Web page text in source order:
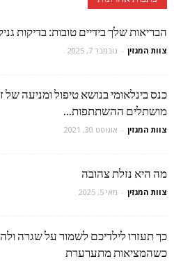
הבריאות שלך בידיים טובות: בדיקות
צוות המגזין - נובמבר 7, 2025
מושתלים ההשתתפות...
צוות המגזין - אוגוסט 30, 2021
מה היא נזלת צהובה
צוות המגזין - מאי 5, 2025
כך תעזרו לילדיכם לשמור על שגרה
כשהמציאות מתערערת